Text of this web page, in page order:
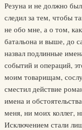
Резуна и не должно
следил за тем, чтобы
не обо мне, а о том, как
батальона и выше, до
назвал подлинные
событий и операций,
моим товарищам,
сместил действие
имена и
меня, ни моих коллег,
Исключением стали